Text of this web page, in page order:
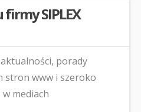
SIPLEX
porady
stron www i szeroko
mediach